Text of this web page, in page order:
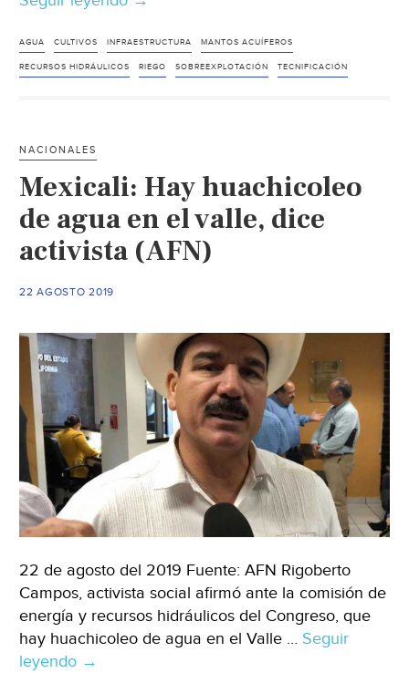
de
Gobernación
AMLO
Congreso
(Bajo
AGUA CULTIVOS INFRAESTRUCTURA MANTOS ACUÍFEROS
RECURSOS HIDRÁULICOS RIEGO SOBREEXPLOTACIÓN TECNIFICACIÓN
NACIONALES
Mexicali: Hay huachicoleo
de agua en el valle, dice
activista (AFN)
22 AGOSTO 2019
22 de agosto del 2019 Fuente: AFN Rigoberto
Campos, activista social afirmó ante la comisión de
energía y recursos hidráulicos del Congreso, que
hay huachicoleo de agua en el Valle … Seguir
leyendo Mexicali:
→